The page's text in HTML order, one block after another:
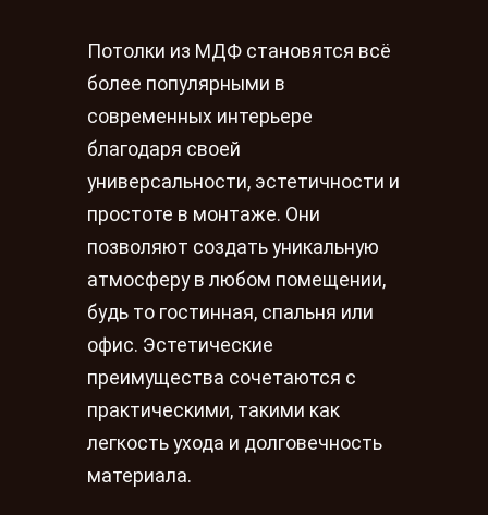
Потолки из МДФ становятся всё
более популярными в
современных интерьере
благодаря своей
универсальности, эстетичности и
простоте в монтаже. Они
позволяют создать уникальную
атмосферу в любом помещении,
будь то гостинная, спальня или
офис. Эстетические
преимущества сочетаются с
практическими, такими как
легкость ухода и долговечность
материала.